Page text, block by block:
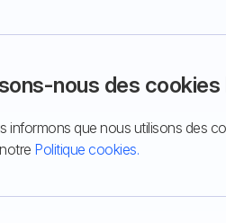
nous des
informons que nous utilisons des
Politique cookies.